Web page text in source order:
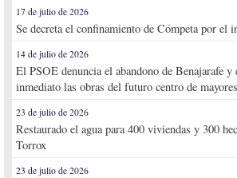
17 de julio de 2026
Se decreta el confinamiento de Cómpeta por el
14 de julio de 2026
El PSOE denuncia el abandono de Benajarafe y
inmediato las obras del futuro centro de mayores
23 de julio de 2026
Restaurado el agua para 400 viviendas y 300
Torrox
23 de julio de 2026